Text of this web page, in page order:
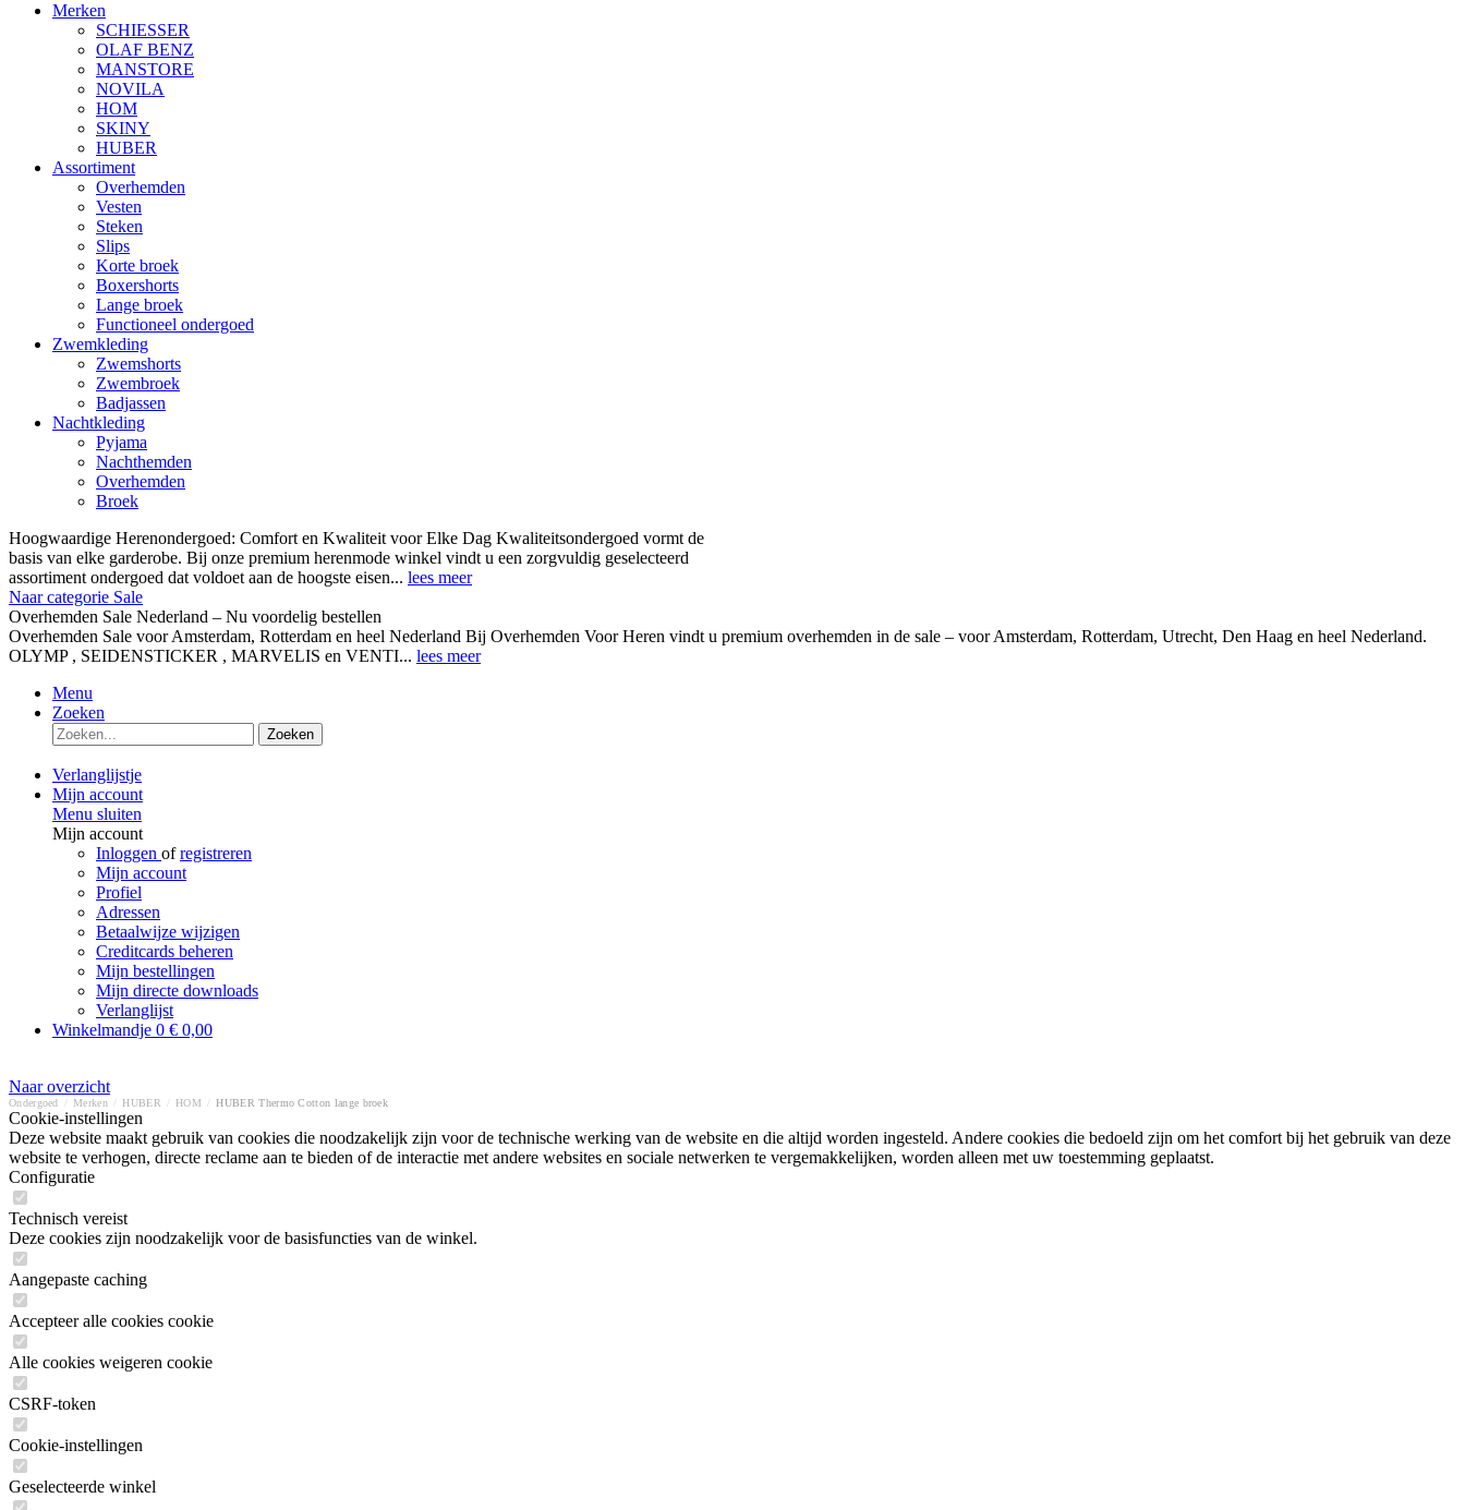
Merken
SCHIESSER
OLAF BENZ
MANSTORE
NOVILA
HOM
SKINY
HUBER
Assortiment
Overhemden
Vesten
Steken
Slips
Korte broek
Boxershorts
Lange broek
Functioneel ondergoed
Zwemkleding
Zwemshorts
Zwembroek
Badjassen
Nachtkleding
Pyjama
Nachthemden
Overhemden
Broek
Hoogwaardige Herenondergoed: Comfort en Kwaliteit voor Elke Dag Kwaliteitsondergoed vormt de
basis van elke garderobe. Bij onze premium herenmode winkel vindt u een zorgvuldig geselecteerd
assortiment ondergoed dat voldoet aan de hoogste eisen... lees meer
Naar categorie Sale
Overhemden Sale Nederland – Nu voordelig bestellen
Overhemden Sale voor Amsterdam, Rotterdam en heel Nederland Bij Overhemden Voor Heren vindt u premium overhemden in de sale – voor Amsterdam, Rotterdam, Utrecht, Den Haag en heel Nederland.
OLYMP , SEIDENSTICKER , MARVELIS en VENTI... lees meer
Menu
Zoeken
Zoeken
Verlanglijstje
Mijn account
Menu sluiten
Mijn account
Inloggen ofregistreren
Mijn account
Profiel
Adressen
Betaalwijze wijzigen
Creditcards beheren
Mijn bestellingen
Mijn directe downloads
Verlanglijst
Winkelmandje 0 € 0,00
Naar overzicht
Ondergoed Merken HUBER HOM HUBER Thermo Cotton lange broek
Cookie-instellingen
Deze website maakt gebruik van cookies die noodzakelijk zijn voor de technische werking van de website en die altijd worden ingesteld. Andere cookies die bedoeld zijn om het comfort bij het gebruik van deze
website te verhogen, directe reclame aan te bieden of de interactie met andere websites en sociale netwerken te vergemakkelijken, worden alleen met uw toestemming geplaatst.
Configuratie
Technisch vereist
Deze cookies zijn noodzakelijk voor de basisfuncties van de winkel.
Aangepaste caching
Accepteer alle cookies cookie
Alle cookies weigeren cookie
CSRF-token
Cookie-instellingen
Geselecteerde winkel